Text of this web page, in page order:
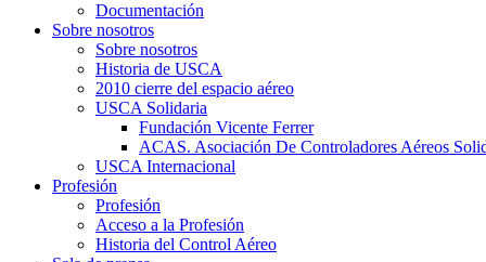
Documentación
Sobre nosotros
Sobre nosotros
Historia de USCA
2010 cierre del espacio aéreo
USCA Solidaria
Fundación Vicente Ferrer
ACAS. Asociación De Controladores Aéreos
USCA Internacional
Profesión
Profesión
Acceso a la Profesión
Historia del Control Aéreo